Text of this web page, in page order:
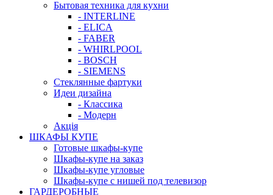
Бытовая техника для кухни
- INTERLINE
- ELICA
- FABER
- WHIRLPOOL
- BOSCH
- SIEMENS
Стеклянные фартуки
Идеи дизайна
- Класcика
- Модерн
Акція
ШКАФЫ КУПЕ
Готовые шкафы-купе
Шкафы-купе на заказ
Шкафы-купе угловые
Шкафы-купе с нишей под телевизор
ГАРДЕРОБНЫЕ